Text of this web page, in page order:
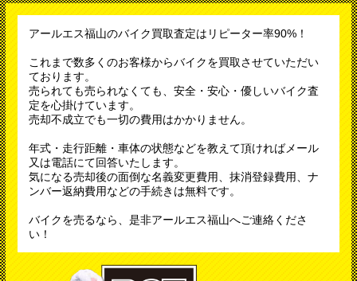
アールエス福山のバイク買取査定はリピーター率90%！
これまで数多くのお客様からバイクを買取させていただい
ております。
売られても売られなくても、安全・安心・優しいバイク査
定を心掛けています。
売却不成立でも一切の費用はかかりません。
年式・走行距離・車体の状態などを教えて頂ければメール
又は電話にて回答いたします。
気になる売却後の面倒な名義変更費用、抹消登録費用、ナ
ンバー返納費用などの手続きは無料です。
バイクを売るなら、是非アールエス福山へご連絡くださ
い！